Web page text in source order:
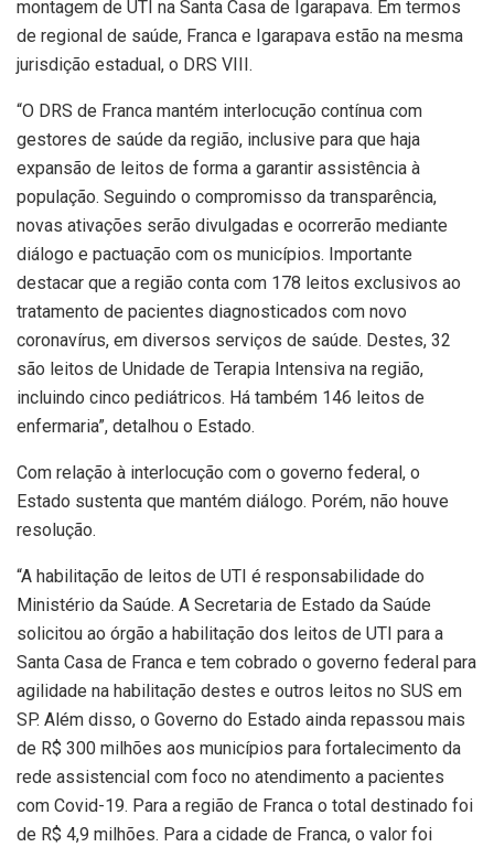
montagem de UTI na Santa Casa de Igarapava. Em termos
de regional de saúde, Franca e Igarapava estão na mesma
jurisdição estadual, o DRS VIII.
“O DRS de Franca mantém interlocução contínua com
gestores de saúde da região, inclusive para que haja
expansão de leitos de forma a garantir assistência à
população. Seguindo o compromisso da transparência,
novas ativações serão divulgadas e ocorrerão mediante
diálogo e pactuação com os municípios. Importante
destacar que a região conta com 178 leitos exclusivos ao
tratamento de pacientes diagnosticados com novo
coronavírus, em diversos serviços de saúde. Destes, 32
são leitos de Unidade de Terapia Intensiva na região,
incluindo cinco pediátricos. Há também 146 leitos de
enfermaria”, detalhou o Estado.
Com relação à interlocução com o governo federal, o
Estado sustenta que mantém diálogo. Porém, não houve
resolução.
“A habilitação de leitos de UTI é responsabilidade do
Ministério da Saúde. A Secretaria de Estado da Saúde
solicitou ao órgão a habilitação dos leitos de UTI para a
Santa Casa de Franca e tem cobrado o governo federal para
agilidade na habilitação destes e outros leitos no SUS em
SP. Além disso, o Governo do Estado ainda repassou mais
de R$ 300 milhões aos municípios para fortalecimento da
rede assistencial com foco no atendimento a pacientes
com Covid-19. Para a região de Franca o total destinado foi
de R$ 4,9 milhões. Para a cidade de Franca, o valor foi